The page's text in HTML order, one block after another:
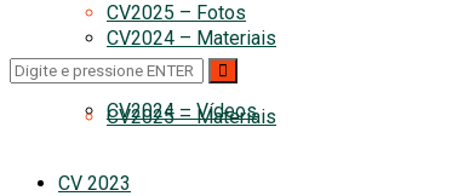
CV2024 – Materiais
CV2024 – Vídeos
CV 2023
CV2025 – Fotos
CV2025 – Materiais